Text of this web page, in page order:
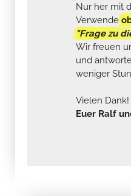
Nur her mit
Verwende
"Frage zu
Wir freuen
und
weniger
Vielen Dank!
Euer Ralf